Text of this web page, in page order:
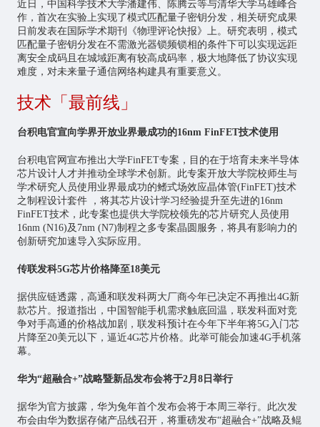
近日，中国科学技术大学潘建伟、陈腾云等与清华大学马雄峰合
作，首次在实验上实现了模式匹配量子密钥分发，相关研究成果
日前发表在国际学术期刊《物理评论快报》上。研究表明，模式
匹配量子密钥分发在不需激光器锁频锁相的条件下可以实现远距
离安全成码且在城域距离有较高成码率，极大地降低了协议实现
难度，对未来量子通信网络构建具有重要意义。
技术「最前线」
台积电官宣向学界开放业界最成功的16nm FinFET技术使用
台积电官网宣布推出大学FinFET专案，目的在于培育未来半导体
芯片设计人才并推动全球学术创新。此专案开放大学院校师生与
学术研究人员使用业界最成功的鳍式场效应晶体管(FinFET)技术
之制程设计套件 ，将其芯片设计学习经验提升至先进的16nm
FinFET技术，此专案也提供大学院校领先的芯片研究人员使用
16nm (N16)及7nm (N7)制程之多专案晶圆服务，将具有影响力的
创新研究加速导入实际应用。
传联发科5G芯片价格降至18美元
据供应链透露，高通和联发科两大厂商今年已决定不再推出4G新
款芯片。报道指出，中国智能手机需求触底回温，联发科面对竞
争对手高通的价格战加剧，联发科预计在今年下半年将5G入门芯
片降至20美元以下，逼近4G芯片价格。此举可能会加速4G手机落
幕。
华为“超融合+”战略暨新品发布会将于2月8日举行
据华为官方披露，华为兔年首个发布会将于本周三举行。此次发
布会由华为数据存储产品线召开，将重磅发布“超融合+”战略及鲲